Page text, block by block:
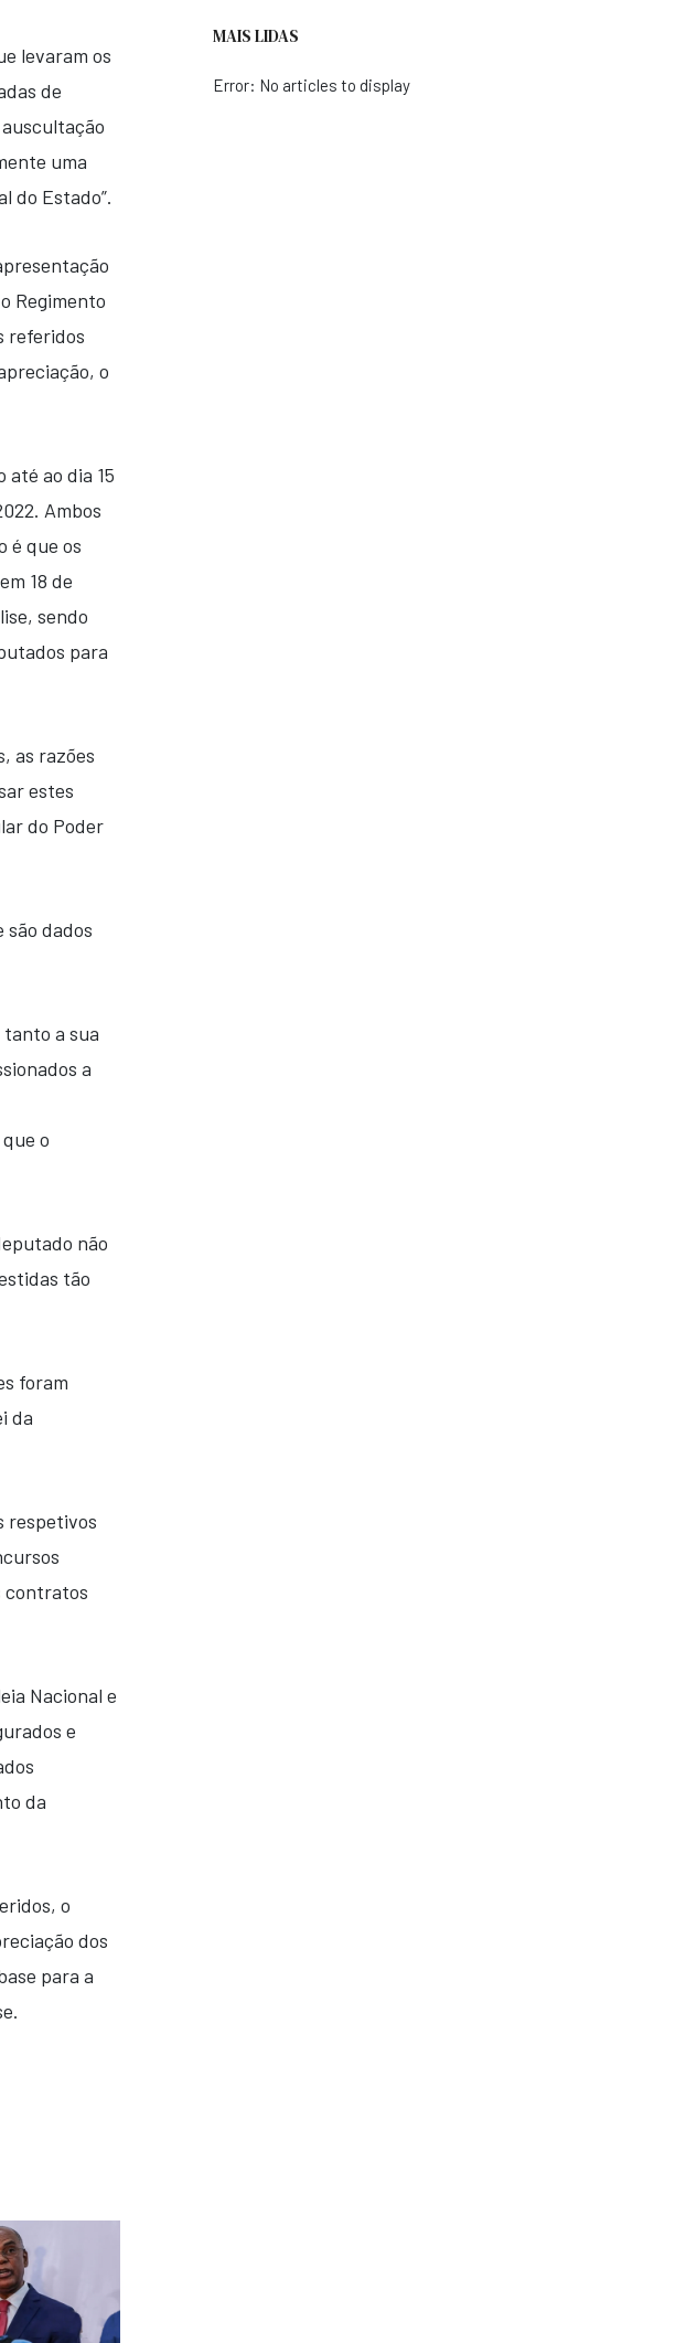
levaram os
de
uma
do Estado”.
Regimento
referidos
o
ao dia 15
Ambos
é que os
18 de
sendo
para
as razões
estes
do Poder
dados
a sua
a
o
não
tão
foram
da
respetivos
contratos
Nacional e
e
da
o
dos
para a
DISPENSANDO PENAS DE PRISÃO PARA CONDENADOS
DE REFORMA PARA "SE ACABAR COM GOLPES DE ESTADO INSTITUCIONAIS” – UNITA
MAIS LIDAS
Error: No articles to display